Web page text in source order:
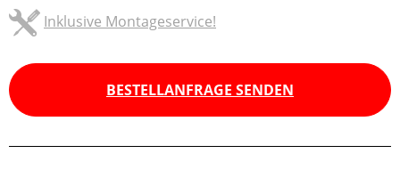
Inklusive Montageservice!
BESTELLANFRAGE SENDEN